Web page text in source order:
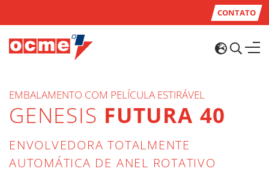
CONTATO
EMBALAMENTO COM PELÍCULA ESTIRÁVEL
GENESIS FUTURA 40
ENVOLVEDORA TOTALMENTE
AUTOMÁTICA DE ANEL ROTATIVO